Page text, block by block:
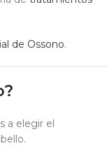
de Ossono.
a elegir el